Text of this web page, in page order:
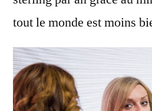
tout le monde est moins